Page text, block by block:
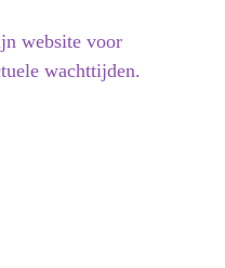
website voor
wachttijden.